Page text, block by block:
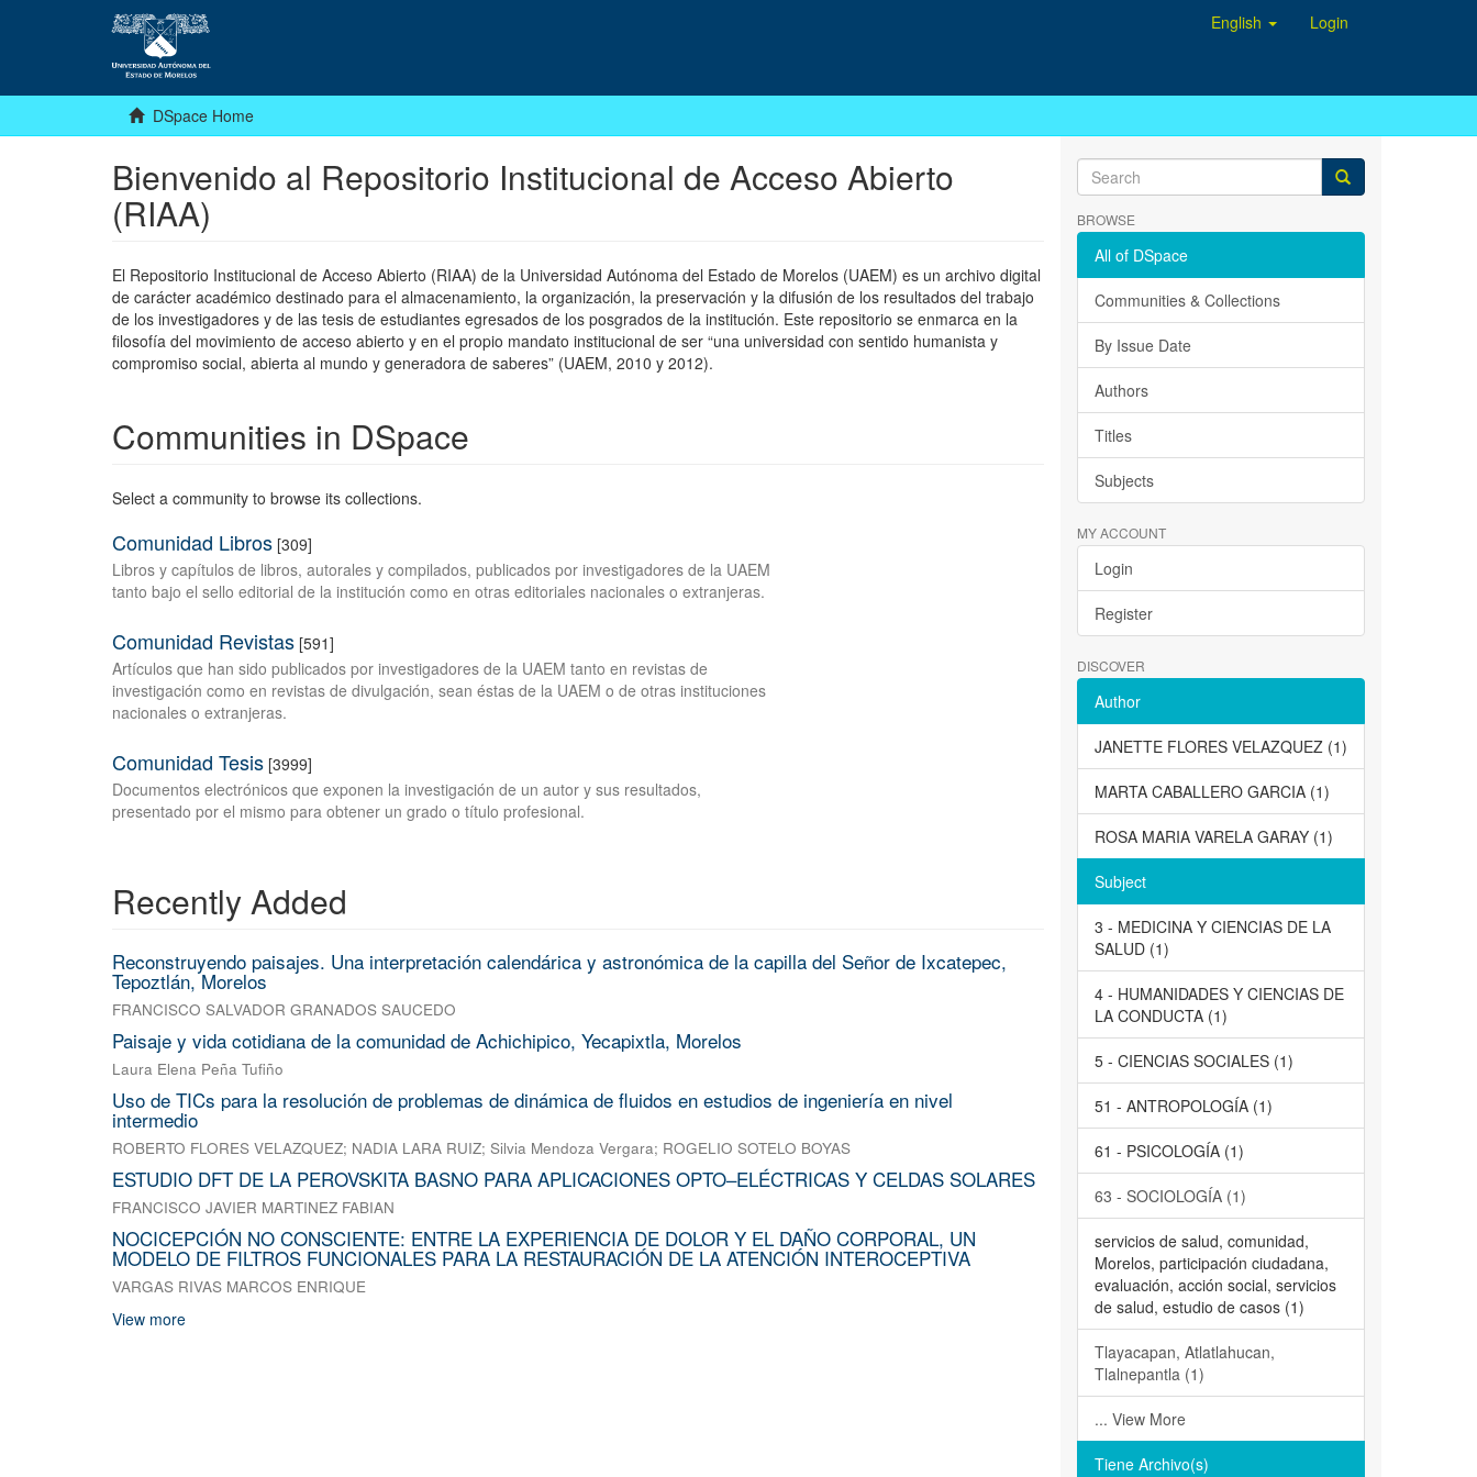
English Login
DSpace Home
Bienvenido al Repositorio Institucional de Acceso Abierto
(RIAA)
El Repositorio Institucional de Acceso Abierto (RIAA) de la Universidad Autónoma del Estado de Morelos (UAEM) es un archivo digital
de carácter académico destinado para el almacenamiento, la organización, la preservación y la difusión de los resultados del trabajo
de los investigadores y de las tesis de estudiantes egresados de los posgrados de la institución. Este repositorio se enmarca en la
filosofía del movimiento de acceso abierto y en el propio mandato institucional de ser “una universidad con sentido humanista y
compromiso social, abierta al mundo y generadora de saberes” (UAEM, 2010 y 2012).
Communities in DSpace
Select a community to browse its collections.
Comunidad Libros [309]
Libros y capítulos de libros, autorales y compilados, publicados por investigadores de la UAEM
tanto bajo el sello editorial de la institución como en otras editoriales nacionales o extranjeras.
Comunidad Revistas [591]
Artículos que han sido publicados por investigadores de la UAEM tanto en revistas de
investigación como en revistas de divulgación, sean éstas de la UAEM o de otras instituciones
nacionales o extranjeras.
Comunidad Tesis [3999]
Documentos electrónicos que exponen la investigación de un autor y sus resultados,
presentado por el mismo para obtener un grado o título profesional.
Recently Added
Reconstruyendo paisajes. Una interpretación calendárica y astronómica de la capilla del Señor de Ixcatepec,
Tepoztlán, Morelos
FRANCISCO SALVADOR GRANADOS SAUCEDO
Paisaje y vida cotidiana de la comunidad de Achichipico, Yecapixtla, Morelos
Laura Elena Peña Tufiño
Uso de TICs para la resolución de problemas de dinámica de fluidos en estudios de ingeniería en nivel
intermedio
ROBERTO FLORES VELAZQUEZ; NADIA LARA RUIZ; Silvia Mendoza Vergara; ROGELIO SOTELO BOYAS
ESTUDIO DFT DE LA PEROVSKITA BASNO PARA APLICACIONES OPTO–ELÉCTRICAS Y CELDAS SOLARES
FRANCISCO JAVIER MARTINEZ FABIAN
NOCICEPCIÓN NO CONSCIENTE: ENTRE LA EXPERIENCIA DE DOLOR Y EL DAÑO CORPORAL, UN
MODELO DE FILTROS FUNCIONALES PARA LA RESTAURACIÓN DE LA ATENCIÓN INTEROCEPTIVA
VARGAS RIVAS MARCOS ENRIQUE
View more
BROWSE
All of DSpace
Communities & Collections
By Issue Date
Authors
Titles
Subjects
MY ACCOUNT
Login
Register
DISCOVER
Author
JANETTE FLORES VELAZQUEZ (1)
MARTA CABALLERO GARCIA (1)
ROSA MARIA VARELA GARAY (1)
Subject
3 - MEDICINA Y CIENCIAS DE LA
SALUD (1)
4 - HUMANIDADES Y CIENCIAS DE
LA CONDUCTA (1)
5 - CIENCIAS SOCIALES (1)
51 - ANTROPOLOGÍA (1)
61 - PSICOLOGÍA (1)
63 - SOCIOLOGÍA (1)
servicios de salud, comunidad,
Morelos, participación ciudadana,
evaluación, acción social, servicios
de salud, estudio de casos (1)
Tlayacapan, Atlatlahucan,
Tlalnepantla (1)
... View More
Tiene Archivo(s)